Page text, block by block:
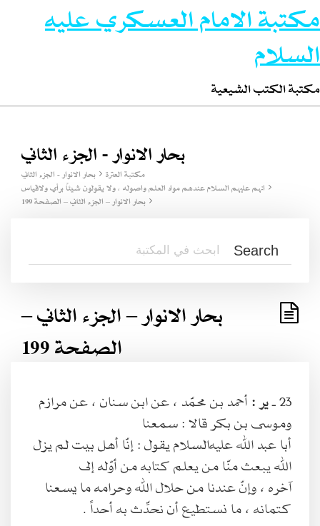
مكتبة الامام العسكري عليه
السلام
مكتبة الكتب الشيعية
بحار الانوار - الجزء الثاني
مكتبة العترة
بحار الانوار - الجزء الثاني
انهم عليهم السلام عندهم مواد العلم واصوله ، ولا يقولون شيئاً برأي ولاقياس
بحار الانوار – الجزء الثاني – الصفحة 199
بحار الانوار – الجزء الثاني –
الصفحة 199
23 ـ ير :أحمد بن محمّد ، عن ابن سنان ، عن مرازم
وموسى بن بكر قالا : سمعنا
أبا عبد الله عليه‌السلام يقول : إنّا أهل بيت لم يزل
الله يبعث منّا من يعلم كتابه من أوّله إلى
آخره ، وإنّ عندنا من حلال الله وحرامه ما يسعنا
كتمانه ، ما نستطيع أن نحدِّث به أحداً .